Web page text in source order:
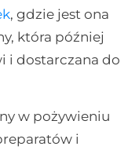
, gdzie jest ona
która później
i dostarczana do
w pożywieniu
i